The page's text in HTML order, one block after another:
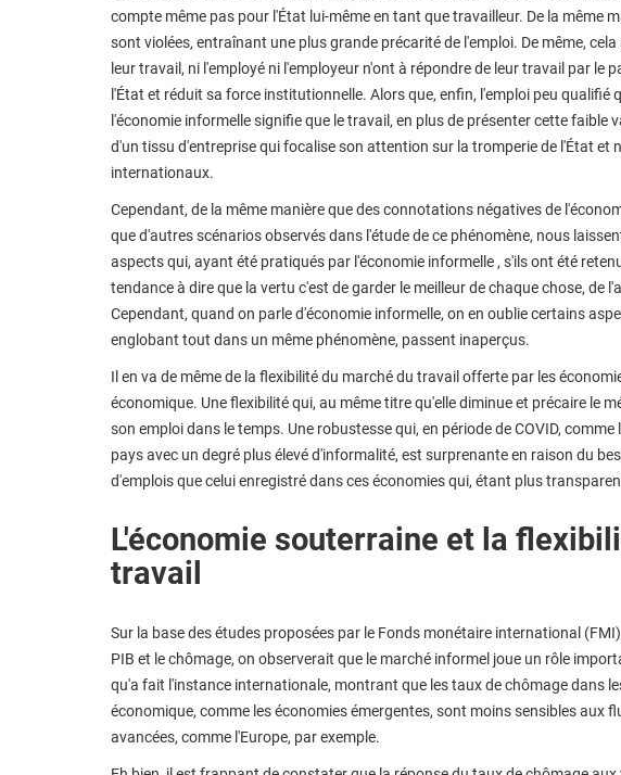
compte même pas pour l'État lui-même en tant que travailleur. De la même
sont violées, entraînant une plus grande précarité de l'emploi. De même,
leur travail, ni l'employé ni l'employeur n'ont à répondre de leur travail par le
l'État et réduit sa force institutionnelle. Alors que, enfin, l'emploi peu qualifié
l'économie informelle signifie que le travail, en plus de présenter cette
d'un tissu d'entreprise qui focalise son attention sur la tromperie de l'État et
internationaux.
Cependant, de la même manière que des connotations négatives de
que d'autres scénarios observés dans l'étude de ce phénomène, nous
aspects qui, ayant été pratiqués par l'économie informelle , s'ils ont été
tendance à dire que la vertu c'est de garder le meilleur de chaque chose, de
Cependant, quand on parle d'économie informelle, on en oublie certains
englobant tout dans un même phénomène, passent inaperçus.
Il en va de même de la flexibilité du marché du travail offerte par les
économique. Une flexibilité qui, au même titre qu'elle diminue et précaire le
son emploi dans le temps. Une robustesse qui, en période de COVID,
pays avec un degré plus élevé d'informalité, est surprenante en raison du
d'emplois que celui enregistré dans ces économies qui, étant plus
L'économie souterraine et la
travail
Sur la base des études proposées par le Fonds monétaire international
PIB et le chômage, on observerait que le marché informel joue un rôle
qu'a fait l'instance internationale, montrant que les taux de chômage dans
économique, comme les économies émergentes, sont moins sensibles aux
avancées, comme l'Europe, par exemple.